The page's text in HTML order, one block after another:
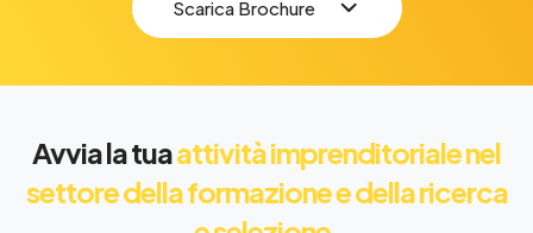
Scarica Brochure
Avvia la tuaattività imprenditoriale nel
settore della formazione e della ricerca